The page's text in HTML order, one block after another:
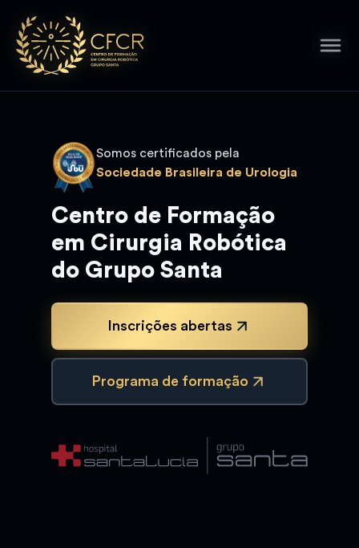
Somos certificados pela
Sociedade Brasileira de Urologia
Centro de Formação
em Cirurgia Robótica
do Grupo Santa
Inscrições abertas
Programa de formação